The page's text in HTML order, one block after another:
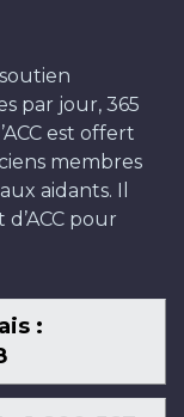
par jour, 365
est offert
membres
aidants. Il
pour
: